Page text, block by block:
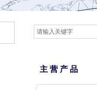
主 营 产 品